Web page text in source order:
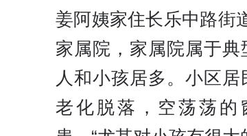
姜阿姨家住长乐中路街
家属院，家属院属于
人和小孩居多。小区
老化脱落，空荡荡的